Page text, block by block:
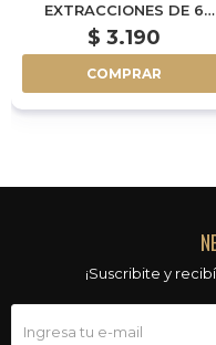
EXTRACCIONES DE 6
PIEZAS - KAE
$ 3.190
COMPRAR
¡Suscribite y